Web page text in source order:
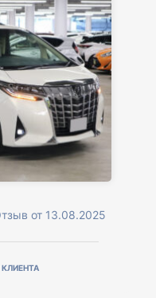
от 13.08.2025